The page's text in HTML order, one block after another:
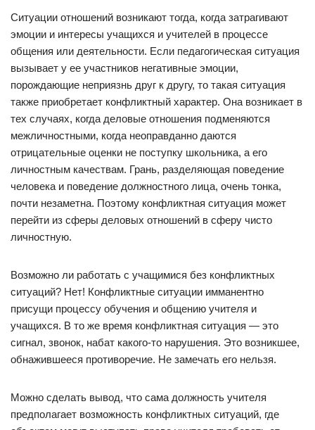
Ситуации отношений возникают тогда, когда затрагивают
эмоции и интересы учащихся и учителей в процессе
общения или деятельности. Если педагогическая ситуация
вызывает у ее участников негативные эмоции,
порождающие неприязнь друг к другу, то такая ситуация
также приобретает конфликтный характер. Она возникает в
тех случаях, когда деловые отношения подменяются
межличностными, когда неоправданно даются
отрицательные оценки не поступку школьника, а его
личностным качествам. Грань, разделяющая поведение
человека и поведение должностного лица, очень тонка,
почти незаметна. Поэтому конфликтная ситуация может
перейти из сферы деловых отношений в сферу чисто
личностную.
Возможно ли pаботать с учащимися без конфликтных
ситуаций? Нет! Конфликтные ситуации имманентно
присущи процессу обучения и общению учителя и
учащихся. В то же время конфликтная ситуация — это
сигнал, звонок, набат какого-то наpушения. Это возникшее,
обнажившееся пpотивоpечие. Hе замечать его нельзя.
Можно сделать вывод, что сама должность учителя
предполагает возможность конфликтных ситуаций, где